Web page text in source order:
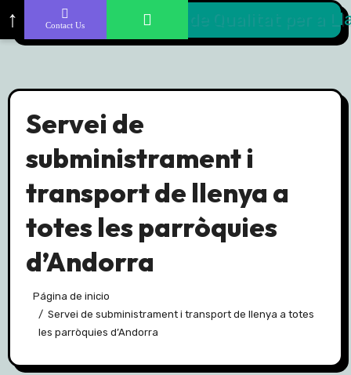
Servei de
subministrament i
transport de llenya a
totes les parròquies
d’Andorra
Página de inicio
Servei de subministrament i transport de llenya a totes
les parròquies d’Andorra
↑ Contact Us